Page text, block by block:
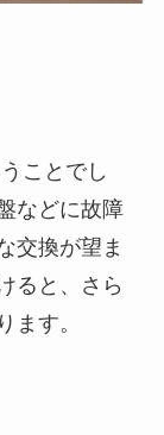
ことでし
などに故障
交換が望ま
ると、さら
ます。